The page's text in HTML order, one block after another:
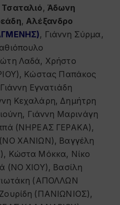
, Άδωνη
, Αλέξανδρο
, Γιάννη Σύρμα,
Λαδά, Χρήστο
Κώστας Παπάκος
Εγνατιάδη
Κεχαλάρη, Δημήτρη
Γιάννη Μαρινάγη
(ΝΗΡΕΑΣ ΓΕΡΑΚΑ),
ΧΑΝΙΩΝ), Βαγγέλη
Κώστα Μόκκα, Νίκο
(ΝΟ ΧΙΟΥ), Βασίλη
(ΑΠΟΛΛΩΝ
(ΠΑΝΙΩΝΙΟΣ),